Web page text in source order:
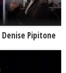
Pipitone